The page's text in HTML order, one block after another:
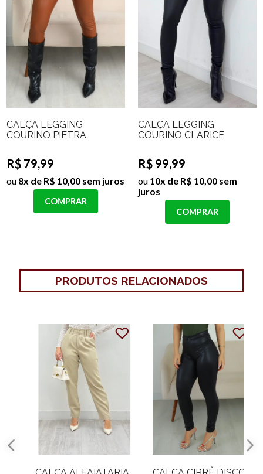
CALÇA LEGGING
COURINO PIETRA
R$ 79,99
ou 8x de R$ 10,00 sem juros
COMPRAR
CALÇA LEGGING
COURINO CLARICE
R$ 99,99
ou 10x de R$ 10,00 sem
juros
COMPRAR
PRODUTOS RELACIONADOS